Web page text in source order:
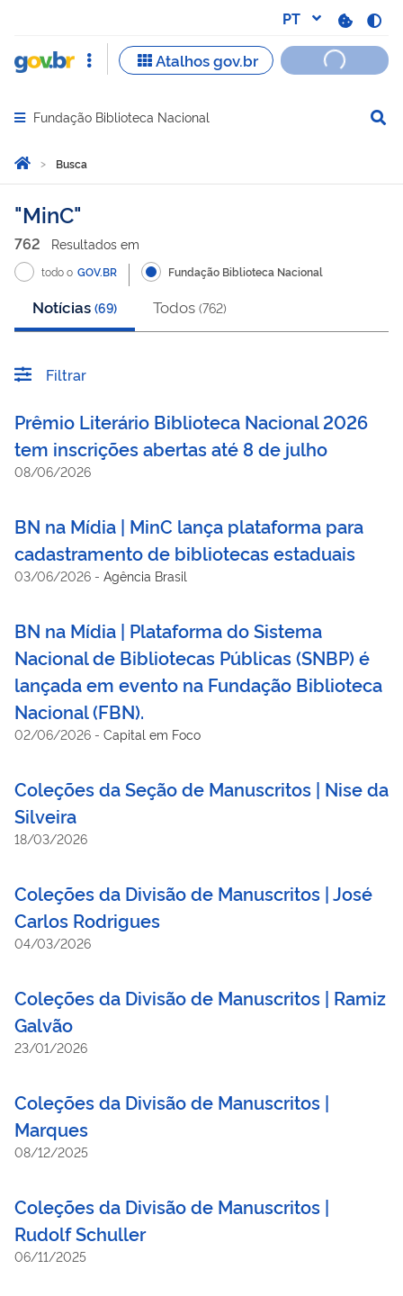
Abrir menu principal de navegação
Fundação Biblioteca Nacional
Você está aqui:
Página Inicial
Busca
Busca
MinC
762 Resultados em
todo o GOV.BR Fundação Biblioteca Nacional
Notícias (69) Todos (762)
Filtrar
Prêmio Literário Biblioteca Nacional 2026
tem inscrições abertas até 8 de julho
08/06/2026
BN na Mídia | MinC lança plataforma para
cadastramento de bibliotecas estaduais
03/06/2026 - Agência Brasil
BN na Mídia | Plataforma do Sistema
Nacional de Bibliotecas Públicas (SNBP) é
lançada em evento na Fundação Biblioteca
Nacional (FBN).
02/06/2026 - Capital em Foco
Coleções da Seção de Manuscritos | Nise da
Silveira
18/03/2026
Coleções da Divisão de Manuscritos | José
Carlos Rodrigues
04/03/2026
Coleções da Divisão de Manuscritos | Ramiz
Galvão
23/01/2026
Coleções da Divisão de Manuscritos |
Marques
08/12/2025
Coleções da Divisão de Manuscritos |
Rudolf Schuller
06/11/2025